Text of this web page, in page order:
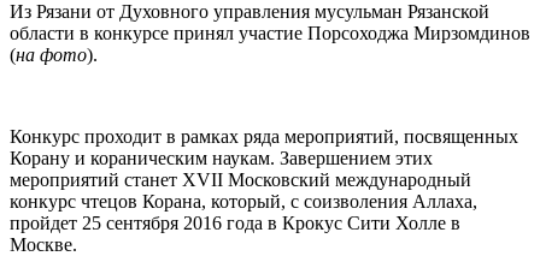
Из Рязани от Духовного управления мусульман Рязанской
области в конкурсе принял участие Порсоходжа Мирзомдинов
(на фото).
Конкурс проходит в рамках ряда мероприятий, посвященных
Корану и кораническим наукам. Завершением этих
мероприятий станет XVII Московский международный
конкурс чтецов Корана, который, с соизволения Аллаха,
пройдет 25 сентября 2016 года в Крокус Сити Холле в
Москве.